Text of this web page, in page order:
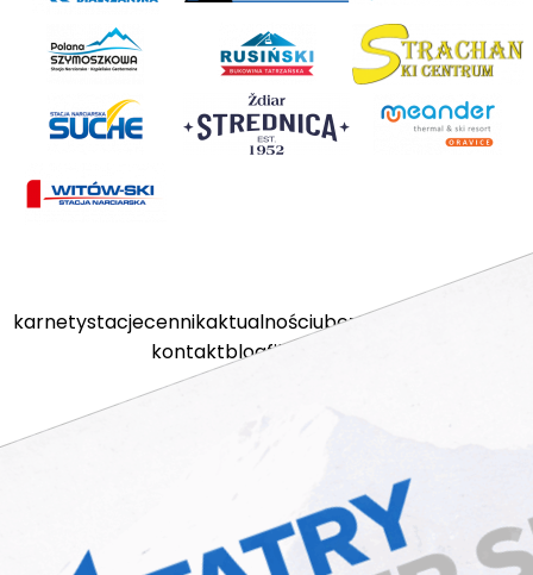
karnetystacjecennikaktualnościubezpieczenia
kontaktblogfilmy